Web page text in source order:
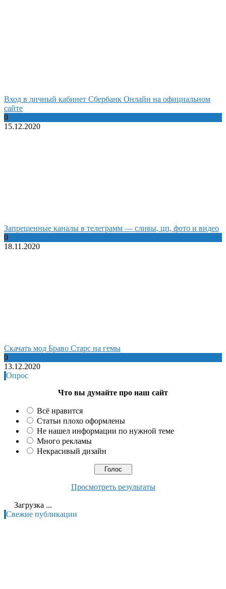
Вход в личный кабинет Сбербанк Онлайн на официальном
сайте
0
15.12.2020
Запрещенные каналы в телеграмм — сливы, цп, фото и видео
0
18.11.2020
Cкачать мод Браво Старс на гемы
0
13.12.2020
Опрос
Что вы думайте про наш сайт
Всё нравится
Статьи плохо оформлены
Не нашел информации по нужной теме
Много рекламы
Некрасивый дизайн
Просмотреть результаты
Загрузка ...
Свежие публикации